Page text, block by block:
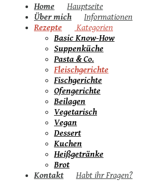
Home
Hauptseite
Über mich
Informationen
Rezepte
Kategorien
Basic Know-How
Suppenküche
Pasta & Co.
Fleischgerichte
Fischgerichte
Ofengerichte
Beilagen
Vegetarisch
Vegan
Dessert
Kuchen
Heißgetränke
Brot
Kontakt
Habt ihr Fragen?